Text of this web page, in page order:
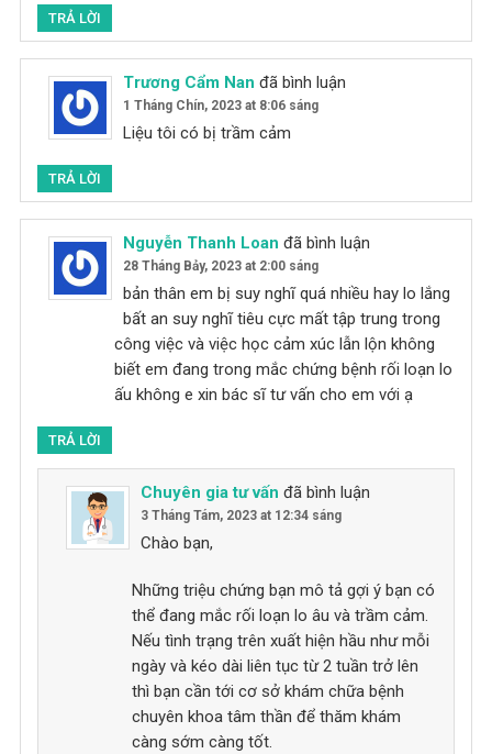
TRẢ LỜI
Trương Cẩm Nan đã bình luận
1 Tháng Chín, 2023 at 8:06 sáng
Liệu tôi có bị trầm cảm
TRẢ LỜI
Nguyễn Thanh Loan đã bình luận
28 Tháng Bảy, 2023 at 2:00 sáng
bản thân em bị suy nghĩ quá nhiều hay lo lắng
bất an suy nghĩ tiêu cực mất tập trung trong
công việc và việc học cảm xúc lẫn lộn không
biết em đang trong mắc chứng bệnh rối loạn lo
ấu không e xin bác sĩ tư vấn cho em với ạ
TRẢ LỜI
Chuyên gia tư vấn đã bình luận
3 Tháng Tám, 2023 at 12:34 sáng
Chào bạn,
Những triệu chứng bạn mô tả gợi ý bạn có
thể đang mắc rối loạn lo âu và trầm cảm.
Nếu tình trạng trên xuất hiện hầu như mỗi
ngày và kéo dài liên tục từ 2 tuần trở lên
thì bạn cần tới cơ sở khám chữa bệnh
chuyên khoa tâm thần để thăm khám
càng sớm càng tốt.